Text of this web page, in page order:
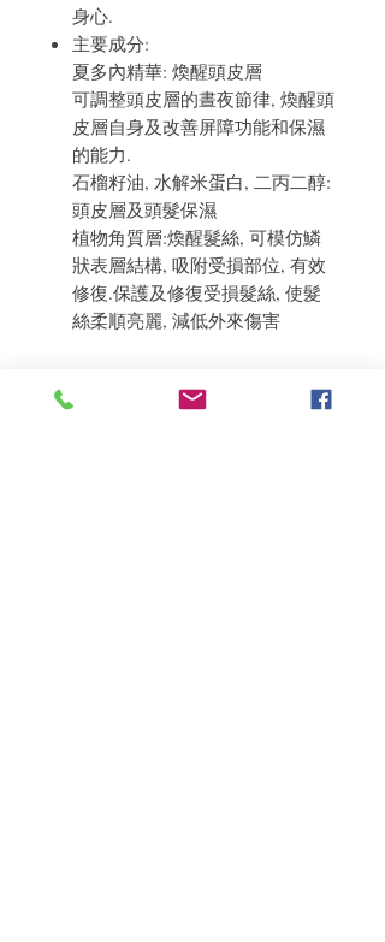
身心.
主要成分:
夏多內精華: 煥醒頭皮層
可調整頭皮層的晝夜節律, 煥醒頭
皮層自身及改善屏障功能和保濕
的能力.
石榴籽油, 水解米蛋白, 二丙二醇:
頭皮層及頭髮保濕
植物角質層:煥醒髮絲, 可模仿鱗
狀表層結構, 吸附受損部位, 有效
修復.保護及修復受損髮絲, 使髮
絲柔順亮麗, 減低外來傷害
使用方法